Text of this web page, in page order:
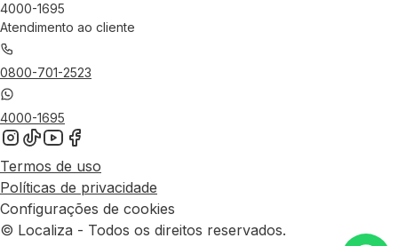
4000-1695
Atendimento ao cliente
0800-701-2523
4000-1695
Termos de uso
Políticas de privacidade
Configurações de cookies
© Localiza - Todos os direitos reservados.